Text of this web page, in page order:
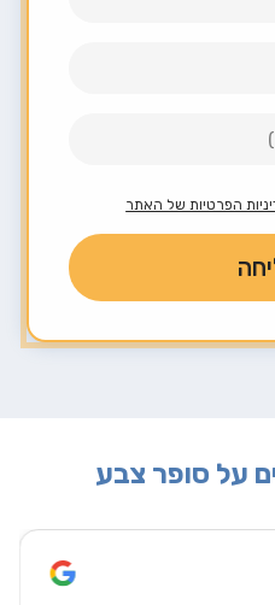
על סופר צבע
הפרטיות של האתר